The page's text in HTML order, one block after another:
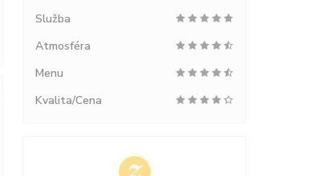
Služba
Atmosféra
Menu
Kvalita/Cena